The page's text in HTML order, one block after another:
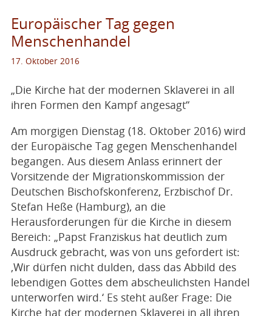
Europäischer Tag gegen
Menschenhandel
17. Oktober 2016
„Die Kirche hat der modernen Sklaverei in all
ihren Formen den Kampf angesagt“
Am morgigen Dienstag (18. Oktober 2016) wird
der Europäische Tag gegen Menschenhandel
begangen. Aus diesem Anlass erinnert der
Vorsitzende der Migrationskommission der
Deutschen Bischofskonferenz, Erzbischof Dr.
Stefan Heße (Hamburg), an die
Herausforderungen für die Kirche in diesem
Bereich: „Papst Franziskus hat deutlich zum
Ausdruck gebracht, was von uns gefordert ist:
‚Wir dürfen nicht dulden, dass das Abbild des
lebendigen Gottes dem abscheulichsten Handel
unterworfen wird.‘ Es steht außer Frage: Die
Kirche hat der modernen Sklaverei in all ihren